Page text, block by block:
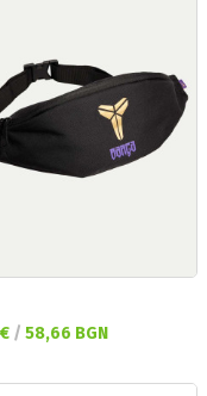
цена:
/ 58,66 BGN